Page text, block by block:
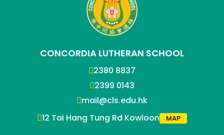
CONCORDIA LUTHERAN SCHOOL
2380 8837
2399 0143
mail@cls.edu.hk
12 Tai Hang Tung Rd Kowloon
MAP